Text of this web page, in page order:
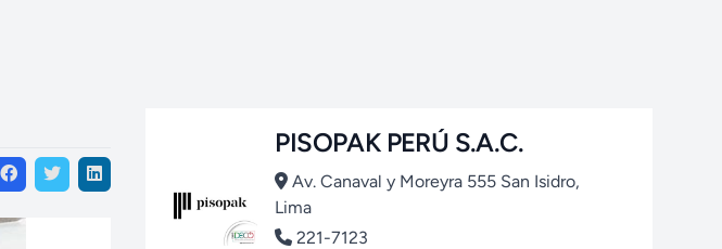
PISOPAK PERÚ S.A.C.
Av. Canaval y Moreyra 555 San Isidro,
Lima
221-7123